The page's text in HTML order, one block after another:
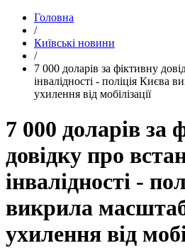
Головна
/
Київські новини
/
​7 000 доларів за фіктивну
інвалідності - поліція Києва
ухилення від мобілізації
7 000 доларів за
довідку про
інвалідності -
викрила
ухилення від